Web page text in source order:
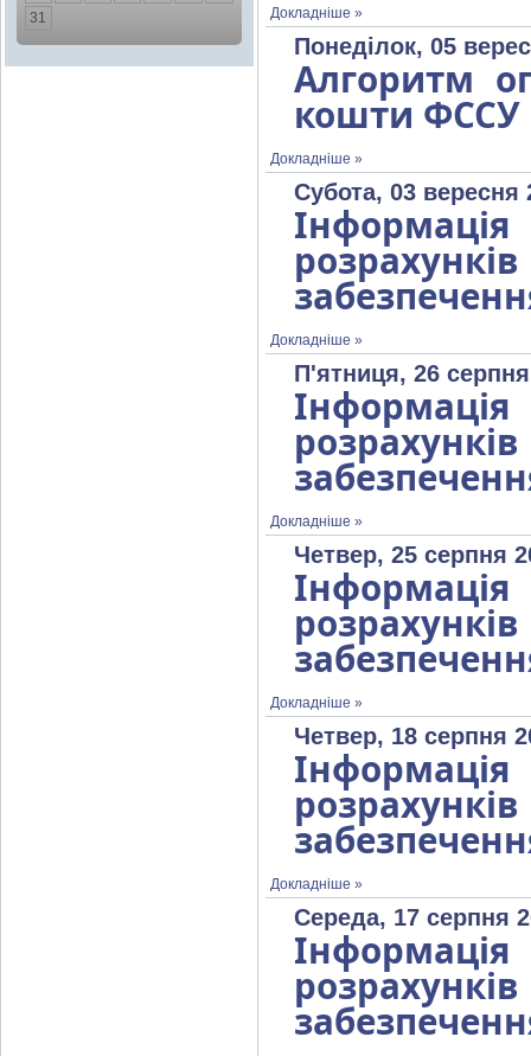
31
Докладніше »
Понеділок, 05
Алгоритм
кошти ФССУ
Докладніше »
Субота, 03 вересня
Докладніше »
П'ятниця, 26
Докладніше »
Четвер, 25 серпня
Докладніше »
Четвер, 18 серпня
Докладніше »
Середа, 17 серпня